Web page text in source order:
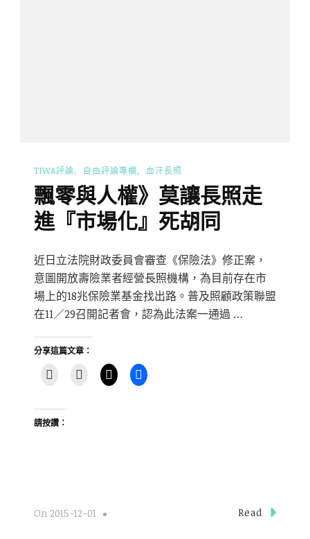
TIWA評論 自由評論專欄 血汗長照
飄零與人權》莫讓長照走
進『市場化』死胡同
近日立法院財政委員會審查《保險法》修正案，
意圖開放壽險業者經營長照機構，為目前存在市
場上的18兆保險業基金找出路。普及照顧政策聯盟
在11／29召開記者會，認為此法案一通過 …
分享這篇文章：
請按讚：
On 2015-12-01 Read